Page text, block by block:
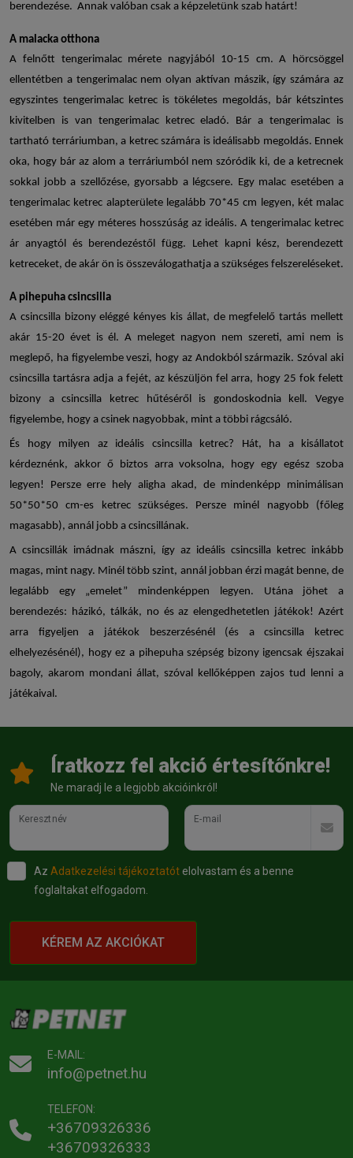
berendezése. Annak valóban csak a képzeletünk szab határt!
A malacka otthona
A felnőtt tengerimalac mérete nagyjából 10-15 cm. A hörcsöggel
ellentétben a tengerimalac nem olyan aktívan mászik, így számára az
egyszintes tengerimalac ketrec is tökéletes megoldás, bár kétszintes
kivitelben is van tengerimalac ketrec eladó. Bár a tengerimalac is
tartható terráriumban, a ketrec számára is ideálisabb megoldás. Ennek
oka, hogy bár az alom a terráriumból nem szóródik ki, de a ketrecnek
sokkal jobb a szellőzése, gyorsabb a légcsere. Egy malac esetében a
tengerimalac ketrec alapterülete legalább 70*45 cm legyen, két malac
esetében már egy méteres hosszúság az ideális. A tengerimalac ketrec
ár anyagtól és berendezéstől függ. Lehet kapni kész, berendezett
ketreceket, de akár ön is összeválogathatja a szükséges felszereléseket.
A pihepuha csincsilla
A csincsilla bizony eléggé kényes kis állat, de megfelelő tartás mellett
akár 15-20 évet is él. A meleget nagyon nem szereti, ami nem is
meglepő, ha figyelembe veszi, hogy az Andokból származik. Szóval aki
csincsilla tartásra adja a fejét, az készüljön fel arra, hogy 25 fok felett
bizony acsincsilla ketrechűtéséről is gondoskodnia kell. Vegye
figyelembe, hogy a csinek nagyobbak, mint a többi rágcsáló.
És hogy milyen az ideális csincsilla ketrec? Hát, ha a kisállatot
kérdeznénk, akkor ő biztos arra voksolna, hogy egy egész szoba
legyen! Persze erre hely aligha akad, de mindenképp minimálisan
50*50*50 cm-es ketrec szükséges. Persze minél nagyobb (főleg
magasabb), annál jobb a csincsillának.
A csincsillák imádnak mászni, így az ideális csincsilla ketrec inkább
magas, mint nagy. Minél több szint, annál jobban érzi magát benne, de
legalább egy „emelet” mindenképpen legyen. Utána jöhet a
berendezés: házikó, tálkák, no és az elengedhetetlen játékok! Azért
arra figyeljen a játékok beszerzésénél (és a csincsilla ketrec
elhelyezésénél), hogy ez a pihepuha szépség bizony igencsak éjszakai
bagoly, akarom mondani állat, szóval kellőképpen zajos tud lenni a
játékaival.
Íratkozz fel akció értesítőnkre!
Ne maradj le a legjobb akcióinkról!
Keresztnév E-mail
Az Adatkezelési tájékoztatót elolvastam és a benne
foglaltakat elfogadom.
KÉREM AZ AKCIÓKAT
E-MAIL:
info@petnet.hu
TELEFON:
+36709326336
+36709326333